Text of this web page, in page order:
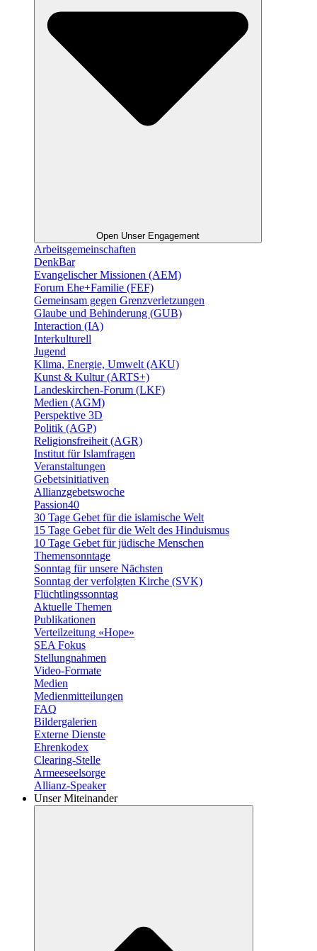
Open Unser Engagement
Arbeitsgemeinschaften
DenkBar
Evangelischer Missionen (AEM)
Forum Ehe+Familie (FEF)
Gemeinsam gegen Grenzverletzungen
Glaube und Behinderung (GUB)
Interaction (IA)
Interkulturell
Jugend
Klima, Energie, Umwelt (AKU)
Kunst & Kultur (ARTS+)
Landeskirchen-Forum (LKF)
Medien (AGM)
Perspektive 3D
Politik (AGP)
Religionsfreiheit (AGR)
Institut für Islamfragen
Veranstaltungen
Gebetsinitiativen
Allianzgebetswoche
Passion40
30 Tage Gebet für die islamische Welt
15 Tage Gebet für die Welt des Hinduismus
10 Tage Gebet für jüdische Menschen
Themensonntage
Sonntag für unsere Nächsten
Sonntag der verfolgten Kirche (SVK)
Flüchtlingssonntag
Aktuelle Themen
Publikationen
Verteilzeitung «Hope»
SEA Fokus
Stellungnahmen
Video-Formate
Medien
Medienmitteilungen
FAQ
Bildergalerien
Externe Dienste
Ehrenkodex
Clearing-Stelle
Armeeseelsorge
Allianz-Speaker
Unser Miteinander